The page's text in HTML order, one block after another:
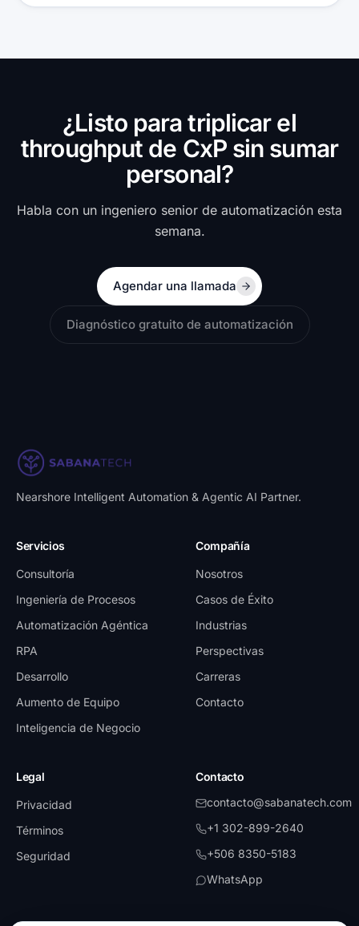
¿Listo para triplicar el
throughput de CxP sin sumar
personal?
Habla con un ingeniero senior de automatización esta
semana.
Agendar una llamada
Diagnóstico gratuito de automatización
Nearshore Intelligent Automation & Agentic AI Partner.
Servicios
Consultoría
Ingeniería de Procesos
Automatización Agéntica
RPA
Desarrollo
Aumento de Equipo
Inteligencia de Negocio
Compañía
Nosotros
Casos de Éxito
Industrias
Perspectivas
Carreras
Contacto
Legal
Privacidad
Términos
Seguridad
Contacto
contacto@sabanatech.com
+1 302-899-2640
+506 8350-5183
WhatsApp